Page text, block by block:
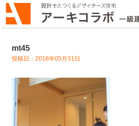
mt45
投稿日：2018年05月31日